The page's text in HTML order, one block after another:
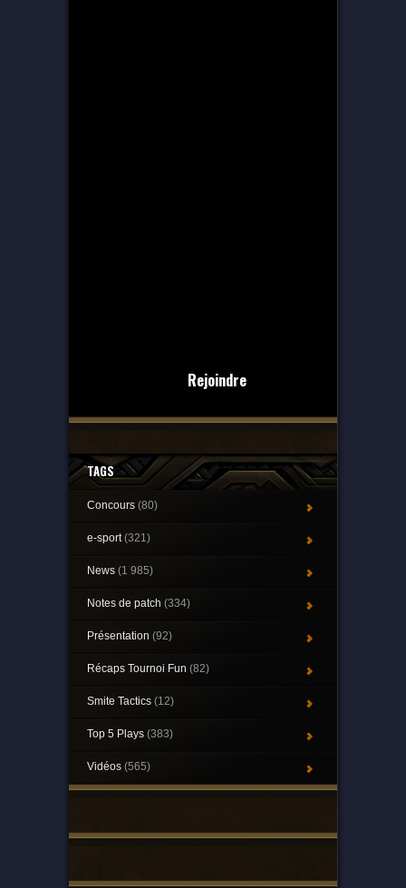
Rejoindre
TAGS
Concours (80)
e-sport(321)
News (1 985)
Notes de patch (334)
Présentation (92)
Récaps Tournoi Fun (82)
Smite Tactics (12)
Top 5 Plays (383)
Vidéos (565)